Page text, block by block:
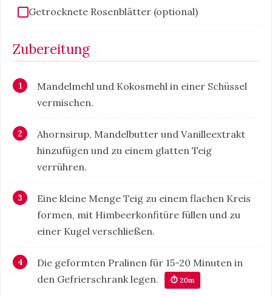
Getrocknete Rosenblätter (optional)
Zubereitung
Mandelmehl und Kokosmehl in einer Schüssel
vermischen.
Ahornsirup, Mandelbutter und Vanilleextrakt
hinzufügen und zu einem glatten Teig
verrühren.
Eine kleine Menge Teig zu einem flachen Kreis
formen, mit Himbeerkonfitüre füllen und zu
einer Kugel verschließen.
Die geformten Pralinen für 15-20 Minuten in
den Gefrierschrank legen.
⏱ 20m